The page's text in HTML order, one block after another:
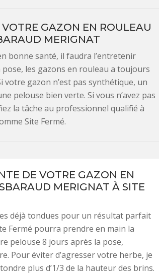
GAZON EN ROULEAU
MERIGNAT
bonne santé, il faudra l’entretenir
les gazons en rouleau a toujours
gazon n’est pas synthétique, un
pelouse bien verte. Si vous n’avez pas
la tâche au professionnel qualifié à
Site Fermé.
DE VOTRE GAZON EN
MERIGNAT À SITE
déjà tondues pour un résultat parfait
Fermé pourra prendre en main la
pelouse 8 jours après la pose,
Pour éviter d’agresser votre herbe, je
plus d’1/3 de la hauteur des brins.